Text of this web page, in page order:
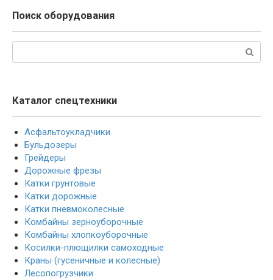
Поиск оборудования
Каталог спецтехники
Асфальтоукладчики
Бульдозеры
Грейдеры
Дорожные фрезы
Катки грунтовые
Катки дорожные
Катки пневмоколесные
Комбайны зерноуборочные
Комбайны хлопкоуборочные
Косилки-плющилки самоходные
Краны (гусеничные и колесные)
Лесопогрузчики